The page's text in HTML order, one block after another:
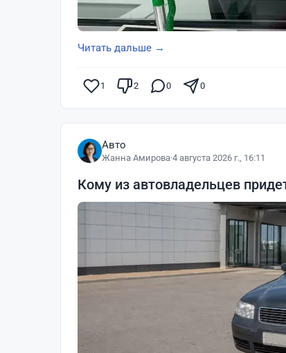
Читать дальше →
1 2 0 0
Авто
Жанна Амирова·4 августа 2026 г., 16:11
Кому из автовладельцев